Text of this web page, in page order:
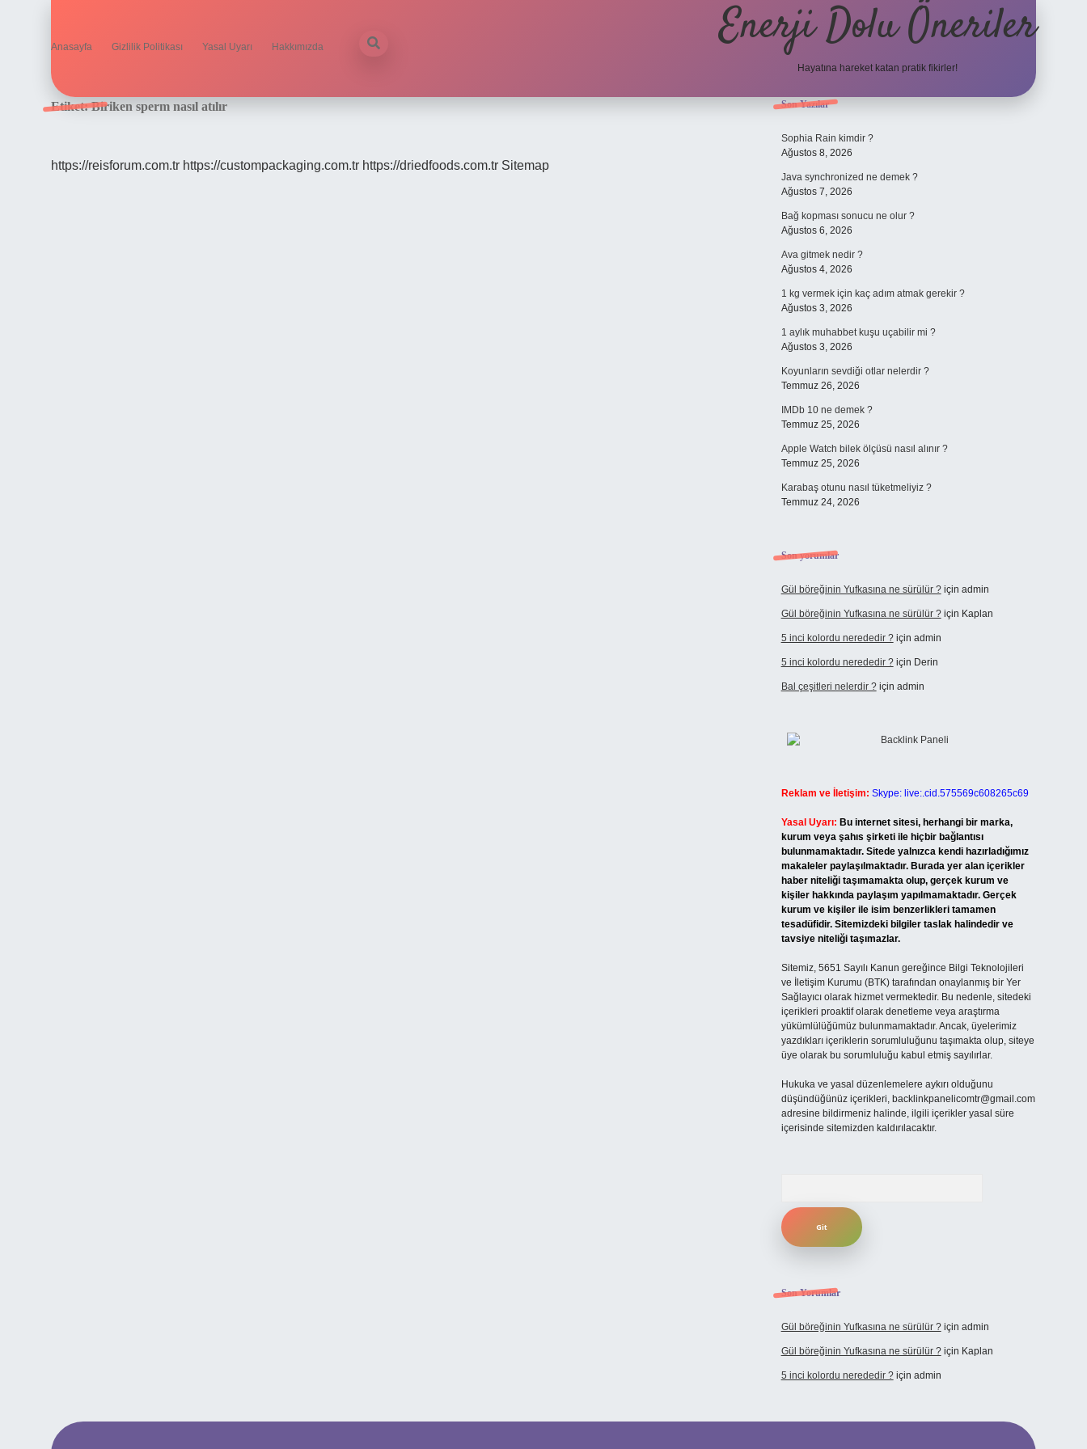
Anasayfa Gizlilik Politikası Yasal Uyarı Hakkımızda Enerji Dolu Öneriler
Hayatına hareket katan pratik fikirler!
Etiket:Biriken sperm nasıl atılır
https://reisforum.com.tr https://custompackaging.com.tr https://driedfoods.com.tr Sitemap
Sidebar
Son Yazılar
Sophia Rain kimdir ?
Ağustos 8, 2026
Java synchronized ne demek ?
Ağustos 7, 2026
Bağ kopması sonucu ne olur ?
Ağustos 6, 2026
Ava gitmek nedir ?
Ağustos 4, 2026
1 kg vermek için kaç adım atmak gerekir ?
Ağustos 3, 2026
1 aylık muhabbet kuşu uçabilir mi ?
Ağustos 3, 2026
Koyunların sevdiği otlar nelerdir ?
Temmuz 26, 2026
IMDb 10 ne demek ?
Temmuz 25, 2026
Apple Watch bilek ölçüsü nasıl alınır ?
Temmuz 25, 2026
Karabaş otunu nasıl tüketmeliyiz ?
Temmuz 24, 2026
Son yorumlar
Gül böreğinin Yufkasına ne sürülür ?için admin
Gül böreğinin Yufkasına ne sürülür ?için Kaplan
5 inci kolordu nerededir ?için admin
5 inci kolordu nerededir ?için Derin
Bal çeşitleri nelerdir ?için admin
Reklam ve İletişim: Skype: live:.cid.575569c608265c69
Yasal Uyarı: Bu internet sitesi, herhangi bir marka,
kurum veya şahıs şirketi ile hiçbir bağlantısı
bulunmamaktadır. Sitede yalnızca kendi hazırladığımız
makaleler paylaşılmaktadır. Burada yer alan içerikler
haber niteliği taşımamakta olup, gerçek kurum ve
kişiler hakkında paylaşım yapılmamaktadır. Gerçek
kurum ve kişiler ile isim benzerlikleri tamamen
tesadüfidir. Sitemizdeki bilgiler taslak halindedir ve
tavsiye niteliği taşımazlar.
Sitemiz, 5651 Sayılı Kanun gereğince Bilgi Teknolojileri
ve İletişim Kurumu (BTK) tarafından onaylanmış bir Yer
Sağlayıcı olarak hizmet vermektedir. Bu nedenle, sitedeki
içerikleri proaktif olarak denetleme veya araştırma
yükümlülüğümüz bulunmamaktadır. Ancak, üyelerimiz
yazdıkları içeriklerin sorumluluğunu taşımakta olup, siteye
üye olarak bu sorumluluğu kabul etmiş sayılırlar.
Hukuka ve yasal düzenlemelere aykırı olduğunu
düşündüğünüz içerikleri, backlinkpanelicomtr@gmail.com
adresine bildirmeniz halinde, ilgili içerikler yasal süre
içerisinde sitemizden kaldırılacaktır.
Son Yorumlar
Gül böreğinin Yufkasına ne sürülür ?için admin
Gül böreğinin Yufkasına ne sürülür ?için Kaplan
5 inci kolordu nerededir ?için admin